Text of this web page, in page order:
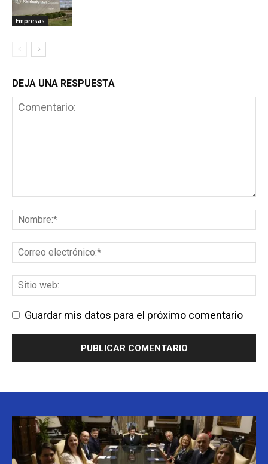
Empresas
DEJA UNA RESPUESTA
Guardar mis datos para el próximo comentario